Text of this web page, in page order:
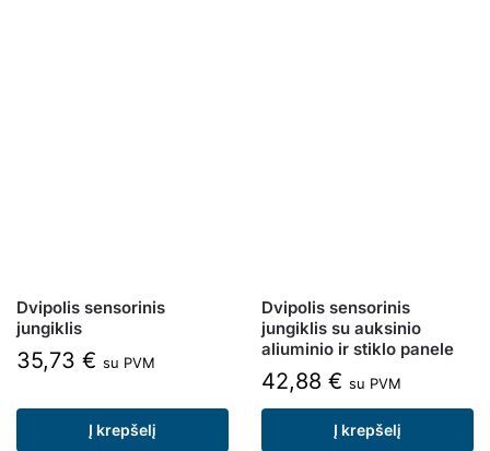
Dvipolis sensorinis
jungiklis
35,73 € su PVM
Į krepšelį
Dvipolis sensorinis
jungiklis su auksinio
aliuminio ir stiklo panele
42,88 € su PVM
Į krepšelį